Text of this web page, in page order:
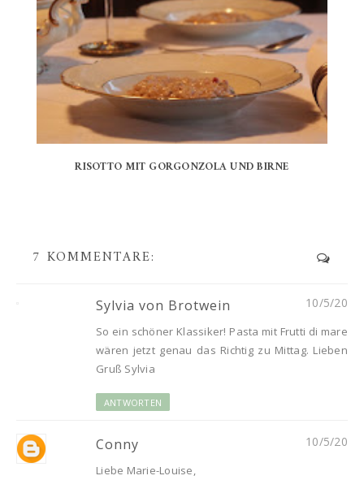
RISOTTO MIT GORGONZOLA UND BIRNE
7 KOMMENTARE:
Sylvia von Brotwein 10/5/20
So ein schöner Klassiker! Pasta mit Frutti di mare
wären jetzt genau das Richtig zu Mittag. Lieben
Gruß Sylvia
ANTWORTEN
Conny 10/5/20
Liebe Marie-Louise,